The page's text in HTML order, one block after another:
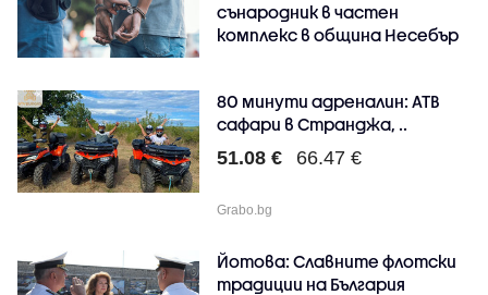
сънародник в частен
комплекс в община Несебър
80 минути адреналин: АТB
сафари в Странджа, ..
51.08 € 66.47 €
Grabo.bg
Йотова: Славните флотски
традиции на България